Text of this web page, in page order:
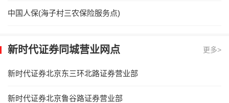
中国人保(海子村三农保险服务点)
新时代证券同城营业网点 更多>
新时代证券北京东三环北路证券营业部
新时代证券北京鲁谷路证券营业部